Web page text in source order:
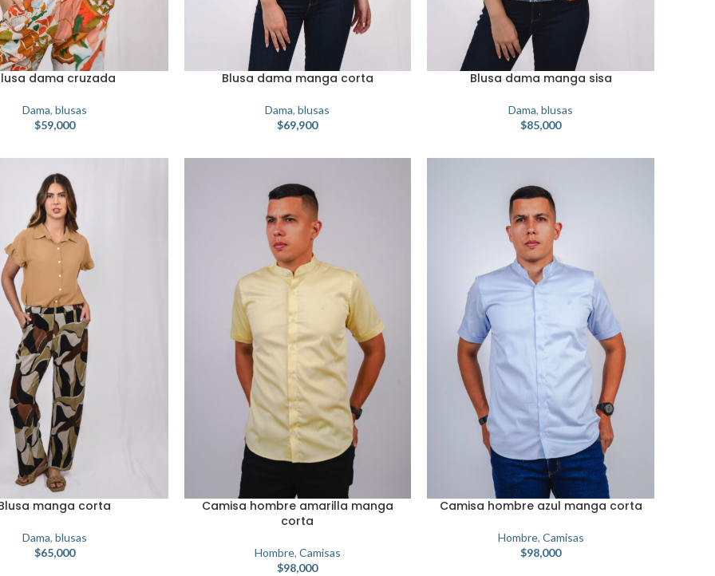
dama cruzada
Dama, blusas
$59,000
Blusa dama manga corta
Dama,blusas
$69,900
Blusa dama manga sisa
Dama,blusas
$85,000
manga corta
Dama, blusas
$65,000
Camisa hombre amarilla manga
corta
Hombre, Camisas
$98,000
Camisa hombre azul manga corta
Hombre, Camisas
$98,000